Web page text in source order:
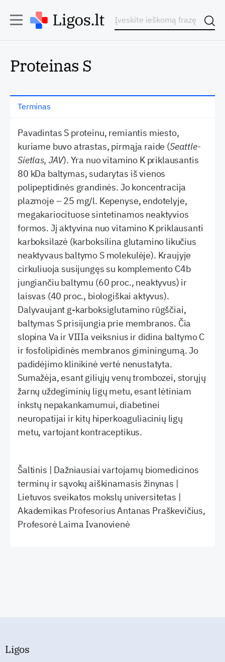
Proteinas S
Terminas
Pavadintas S proteinu, remiantis miesto,
kuriame buvo atrastas, pirmąja raide (Seattle-
Sietlas, JAV). Yra nuo vitamino K priklausantis
80 kDa baltymas, sudarytas iš vienos
polipeptidinės grandinės. Jo koncentracija
plazmoje – 25 mg/l. Kepenyse, endotelyje,
megakariocituose sintetinamos neaktyvios
formos. Jį aktyvina nuo vitamino K priklausanti
karboksilazė (karboksilina glutamino likučius
neaktyvaus baltymo S molekulėje). Kraujyje
cirkuliuoja susijungęs su komplemento C4b
jungiančiu baltymu (60 proc., neaktyvus) ir
laisvas (40 proc., biologiškai aktyvus).
Dalyvaujant g-karboksiglutamino rūgščiai,
baltymas S prisijungia prie membranos. Čia
slopina Va ir VIIIa veiksnius ir didina baltymo C
ir fosfolipidinės membranos giminingumą. Jo
padidėjimo klinikinė vertė nenustatyta.
Sumažėja, esant giliųjų venų trombozei, storųjų
žarnų uždegiminių ligų metu, esant lėtiniam
inkstų nepakankamumui, diabetinei
neuropatijai ir kitų hiperkoaguliacinių ligų
metu, vartojant kontraceptikus.
Šaltinis | Dažniausiai vartojamų biomedicinos
terminų ir sąvokų aiškinamasis žinynas |
Lietuvos sveikatos mokslų universitetas |
Akademikas Profesorius Antanas Praškevičius,
Profesorė Laima Ivanovienė
Ligos